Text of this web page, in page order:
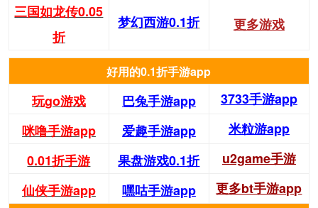
三国如龙传0.05
折
梦幻西游0.1折 更多游戏
好用的0.1折手游app
玩go游戏 巴兔手游app
3733手游app
咪噜手游app
爱趣手游app
米粒游app
0.01折手游
果盘游戏0.1折
u2game手游
仙侠手游app
嘿咕手游app 更多bt手游app